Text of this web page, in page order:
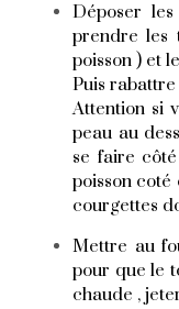
Déposer
prendre les
poisson ) et
Puis
Attention si
peau au
se faire
poisson
courgettes
Mettre au
pour que le
chaude ,